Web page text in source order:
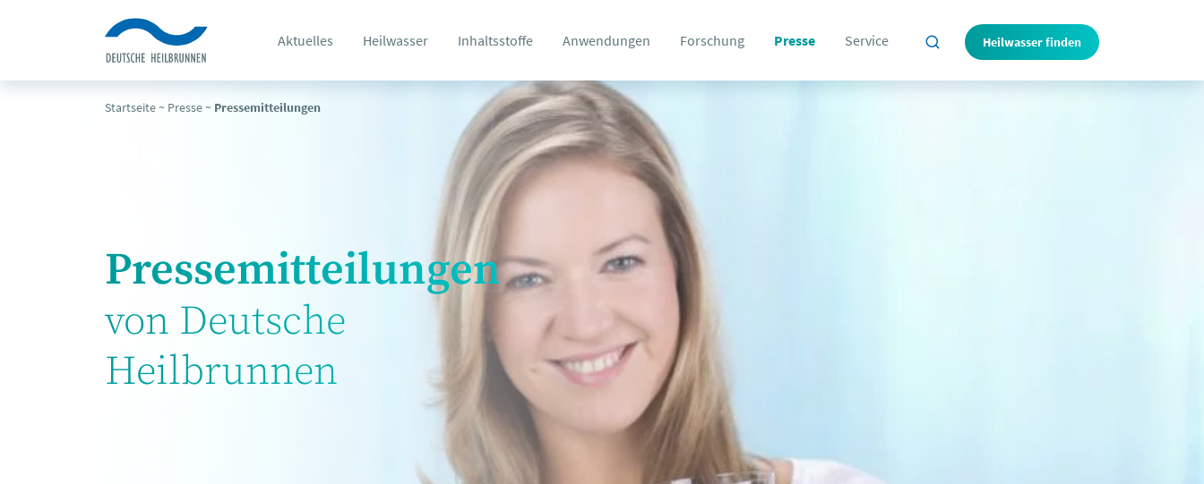
Aktuelles Heilwasser Inhaltsstoffe Anwendungen Forschung Presse Service Heilwasser finden
Startseite~ Presse~ Pressemitteilungen
Pressemitteilungen
von Deutsche
Heilbrunnen